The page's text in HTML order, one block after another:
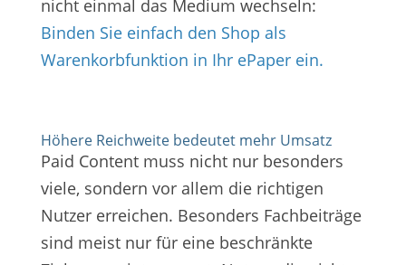
nicht einmal das Medium wechseln:
Binden Sie einfach den Shop als
Warenkorbfunktion in Ihr ePaper ein.
Höhere Reichweite bedeutet mehr Umsatz
Paid Content muss nicht nur besonders
viele, sondern vor allem die richtigen
Nutzer erreichen. Besonders Fachbeiträge
sind meist nur für eine beschränkte